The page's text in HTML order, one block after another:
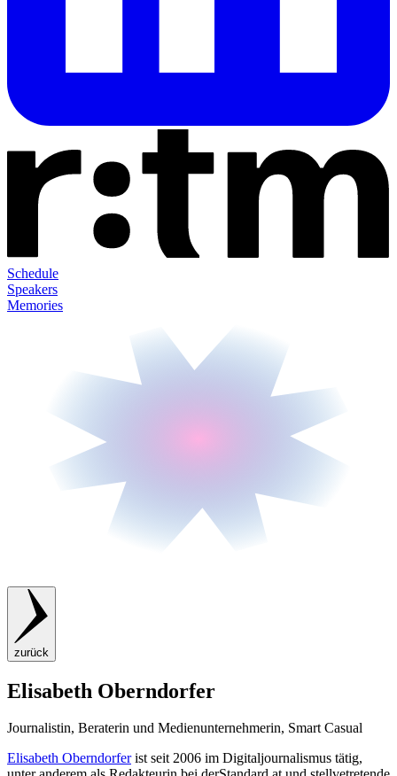
Schedule
Speakers
Memories
zurück
Elisabeth Oberndorfer
Journalistin, Beraterin und Medienunternehmerin, Smart Casual
Elisabeth Oberndorferist seit 2006 im Digitaljournalismus tätig,